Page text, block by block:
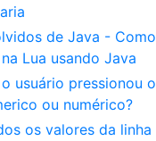
de Java -
Lua usando Java
usuário pressionou
ou numérico?
os valores da linha